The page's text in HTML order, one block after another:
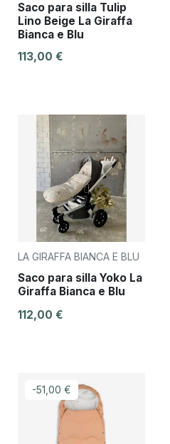
Saco para silla Tulip
Lino Beige La Giraffa
Bianca e Blu
113,00 €
LA GIRAFFA BIANCA E BLU
Saco para silla Yoko La
Giraffa Bianca e Blu
112,00 €
-51,00 €